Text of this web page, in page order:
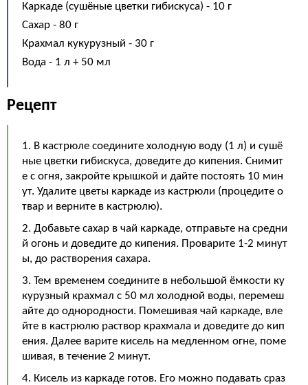
Каркаде (сушёные цветки гибискуса) - 10 г
Сахар - 80 г
Крахмал кукурузный - 30 г
Вода - 1 л + 50 мл
Рецепт
1. В кастрюле соедините холодную воду (1 л) и сушё
ные цветки гибискуса, доведите до кипения. Снимит
е с огня, закройте крышкой и дайте постоять 10 мин
ут. Удалите цветы каркаде из кастрюли (процедите о
твар и верните в кастрюлю).
2. Добавьте сахар в чай каркаде, отправьте на средни
й огонь и доведите до кипения. Проварите 1-2 минут
ы, до растворения сахара.
3. Тем временем соедините в небольшой ёмкости ку
курузный крахмал с 50 мл холодной воды, перемеш
айте до однородности. Помешивая чай каркаде, вле
йте в кастрюлю раствор крахмала и доведите до кип
ения. Далее варите кисель на медленном огне, поме
шивая, в течение 2 минут.
4. Кисель из каркаде готов. Его можно подавать сраз